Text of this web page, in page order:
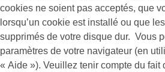
cookies ne soient pas acceptés, que
lorsqu’un cookie est installé ou que
supprimés de votre disque dur. Vous
paramètres de votre navigateur (en
« Aide »). Veuillez tenir compte du fait